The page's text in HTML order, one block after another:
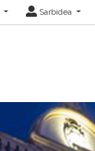
Sarbidea